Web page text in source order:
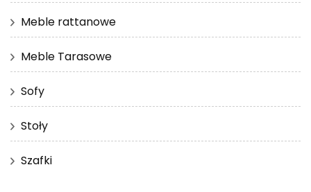
Meble rattanowe
Meble Tarasowe
Sofy
Stoły
Szafki